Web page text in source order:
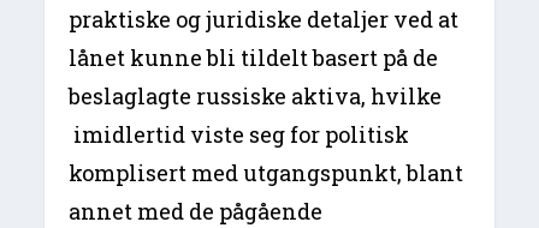
praktiske og juridiske detaljer ved at
lånet kunne bli tildelt basert på de
beslaglagte russiske aktiva, hvilke
imidlertid viste seg for politisk
komplisert med utgangspunkt, blant
annet med de pågående